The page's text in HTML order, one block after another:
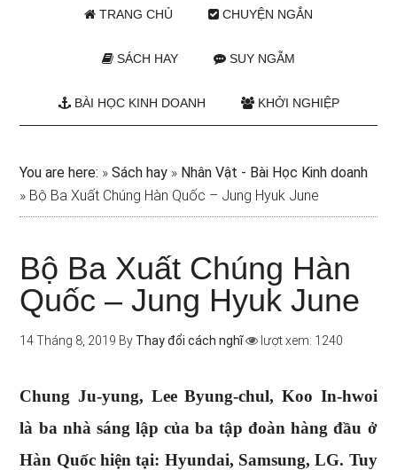
TRANG CHỦ CHUYỆN NGẮN
SÁCH HAY SUY NGẪM
BÀI HỌC KINH DOANH KHỞI NGHIỆP
You are here: »Sách hay » Nhân Vật - Bài Học Kinh doanh
» Bộ Ba Xuất Chúng Hàn Quốc – Jung Hyuk June
Bộ Ba Xuất Chúng Hàn
Quốc – Jung Hyuk June
14 Tháng 8, 2019 By Thay đổi cách nghĩ lượt xem: 1240
Chung Ju-yung, Lee Byung-chul, Koo In-hwoi
là ba nhà sáng lập của ba tập đoàn hàng đầu ở
Hàn Quốc hiện tại: Hyundai, Samsung, LG. Tuy